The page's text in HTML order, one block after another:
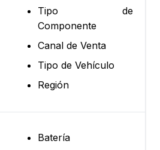
Tipo de
Componente
Canal de Venta
Tipo de Vehículo
Región
Batería